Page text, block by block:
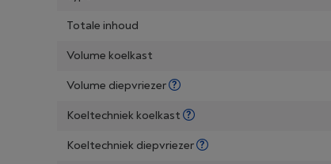
Totale inhoud
Volume koelkast
Volume diepvriezer
Koeltechniek koelkast
Koeltechniek diepvriezer